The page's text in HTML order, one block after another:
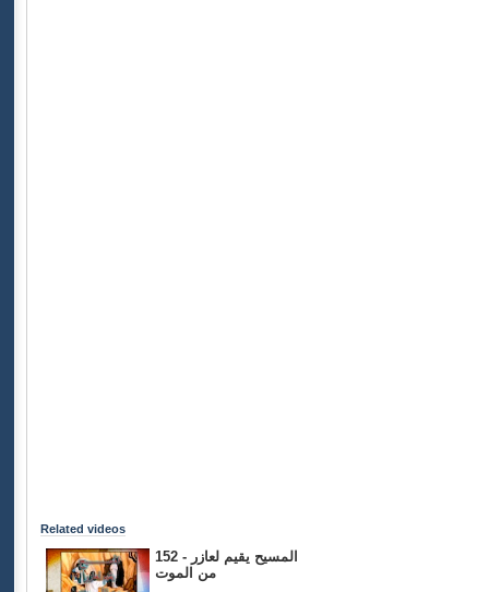
Related videos
152 - المسيح يقيم لعازر
من الموت